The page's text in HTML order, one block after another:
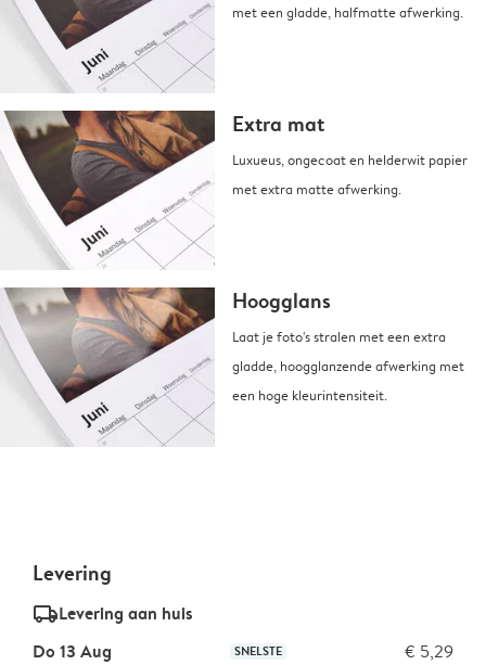
met een gladde, halfmatte afwerking.
Extra mat
Luxueus, ongecoat en helderwit papier
met extra matte afwerking.
Hoogglans
Laat je foto's stralen met een extra
gladde, hoogglanzende afwerking met
een hoge kleurintensiteit.
Levering
delivery_standard_v2Levering aan huis
Do 13 Aug
SNELSTE € 5,29